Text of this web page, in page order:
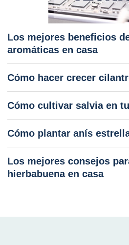
Los mejores beneficios
aromáticas en casa
Cómo hacer crecer
Cómo cultivar salvia en
Cómo plantar anís
Los mejores consejos
hierbabuena en casa